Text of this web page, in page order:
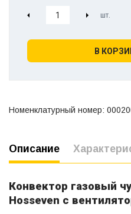
В
Номенклатурный номер:
Описание
Конвектор газовый
Hosseven с